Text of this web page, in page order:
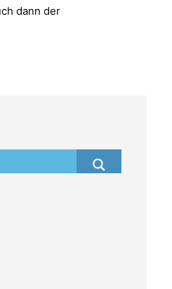
dann der